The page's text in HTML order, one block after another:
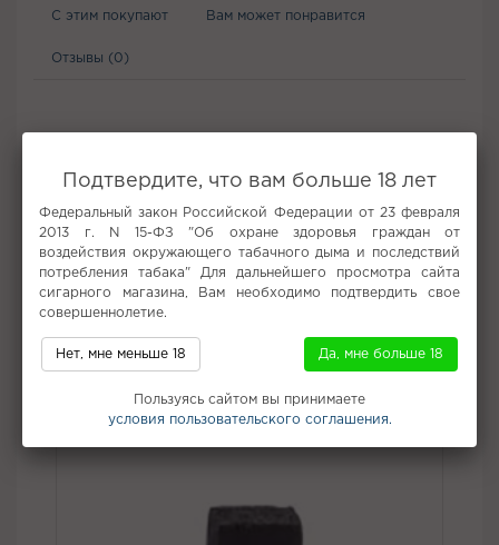
С этим покупают Вам может понравится
Отзывы (0)
Табак для кальяна
Подтвердите, что вам больше 18 лет
Федеральный закон Российской Федерации от 23 февраля
2013 г. N 15-ФЗ "Об охране здоровья граждан от
воздействия окружающего табачного дыма и последствий
потребления табака" Для дальнейшего просмотра сайта
сигарного магазина, Вам необходимо подтвердить свое
совершеннолетие.
Нет, мне меньше 18 Да, мне больше 18
Пользуясь сайтом вы принимаете
условия пользовательского соглашения.